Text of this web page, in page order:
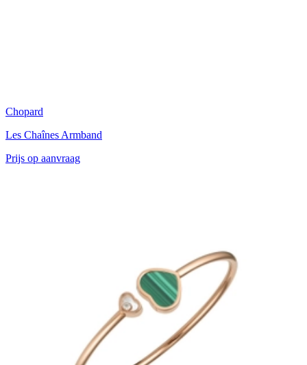
Chopard
Les Chaînes Armband
Prijs op aanvraag